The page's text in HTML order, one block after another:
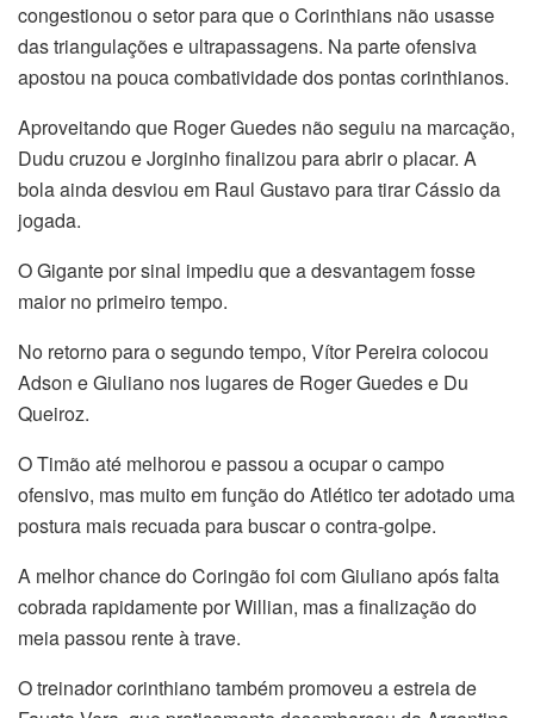
congestionou o setor para que o Corinthians não usasse
das triangulações e ultrapassagens. Na parte ofensiva
apostou na pouca combatividade dos pontas corinthianos.
Aproveitando que Roger Guedes não seguiu na marcação,
Dudu cruzou e Jorginho finalizou para abrir o placar. A
bola ainda desviou em Raul Gustavo para tirar Cássio da
jogada.
O Gigante por sinal impediu que a desvantagem fosse
maior no primeiro tempo.
No retorno para o segundo tempo, Vítor Pereira colocou
Adson e Giuliano nos lugares de Roger Guedes e Du
Queiroz.
O Timão até melhorou e passou a ocupar o campo
ofensivo, mas muito em função do Atlético ter adotado uma
postura mais recuada para buscar o contra-golpe.
A melhor chance do Coringão foi com Giuliano após falta
cobrada rapidamente por Willian, mas a finalização do
meia passou rente à trave.
O treinador corinthiano também promoveu a estreia de